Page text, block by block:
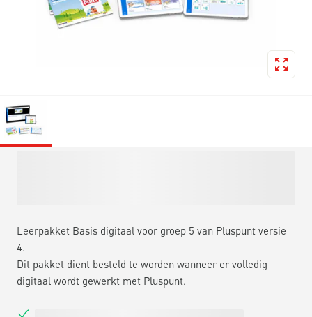
Leerpakket Basis digitaal voor groep 5 van Pluspunt versie
4.
Dit pakket dient besteld te worden wanneer er volledig
digitaal wordt gewerkt met Pluspunt.